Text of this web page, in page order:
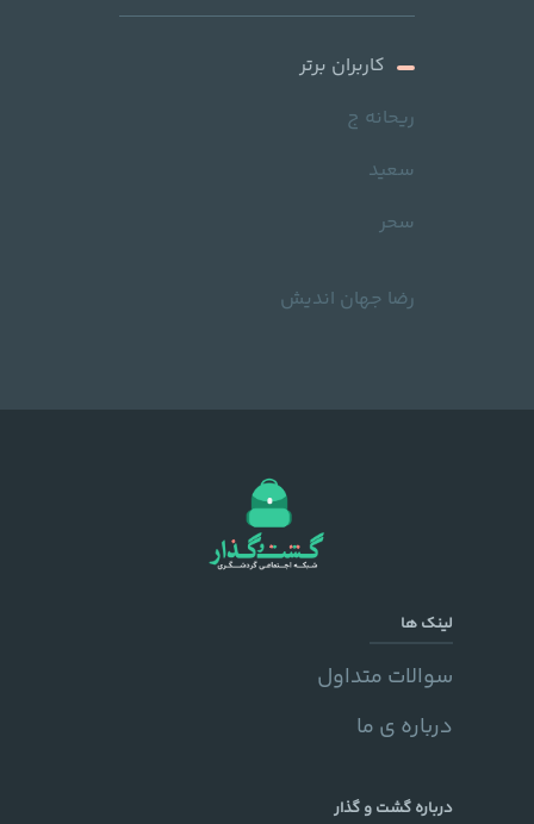
کاربران برتر
ریحانه ج
سعید
سحر
رضا جهان اندیش
لینک ها
سوالات متداول
درباره ی ما
درباره گشت و گذار